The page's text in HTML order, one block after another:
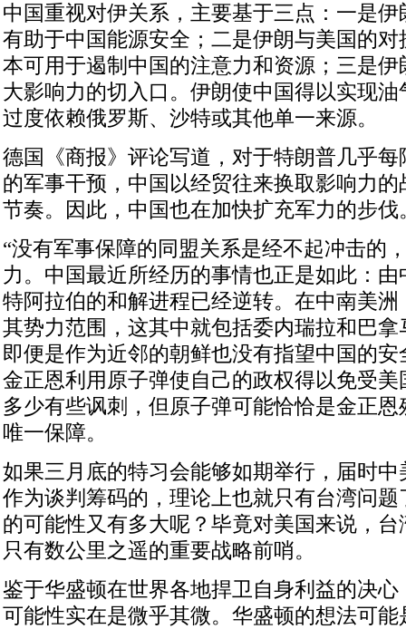
中国重视对伊关系，主要基于三点：一是
有助于中国能源安全；二是伊朗与美国的
本可用于遏制中国的注意力和资源；三是
大影响力的切入口。伊朗使中国得以实现
过度依赖俄罗斯、沙特或其他单一来源。
德国《商报》评论写道，对于特朗普几乎
的军事干预，中国以经贸往来换取影响力
节奏。因此，中国也在加快扩充军力的步伐
“没有军事保障的同盟关系是经不起冲击的
力。中国最近所经历的事情也正是如此：
特阿拉伯的和解进程已经逆转。在中南美
其势力范围，这其中就包括委内瑞拉和巴拿
即便是作为近邻的朝鲜也没有指望中国的
金正恩利用原子弹使自己的政权得以免受
多少有些讽刺，但原子弹可能恰恰是金正
唯一保障。
如果三月底的特习会能够如期举行，届时
作为谈判筹码的，理论上也就只有台湾问
的可能性又有多大呢？毕竟对美国来说，
只有数公里之遥的重要战略前哨。
鉴于华盛顿在世界各地捍卫自身利益的决
可能性实在是微乎其微。华盛顿的想法可